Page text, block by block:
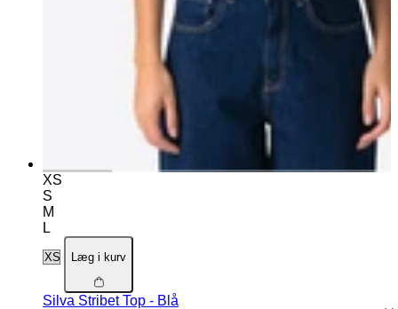
XS
S
M
L
Læg i kurv
Silva Stribet Top - Blå